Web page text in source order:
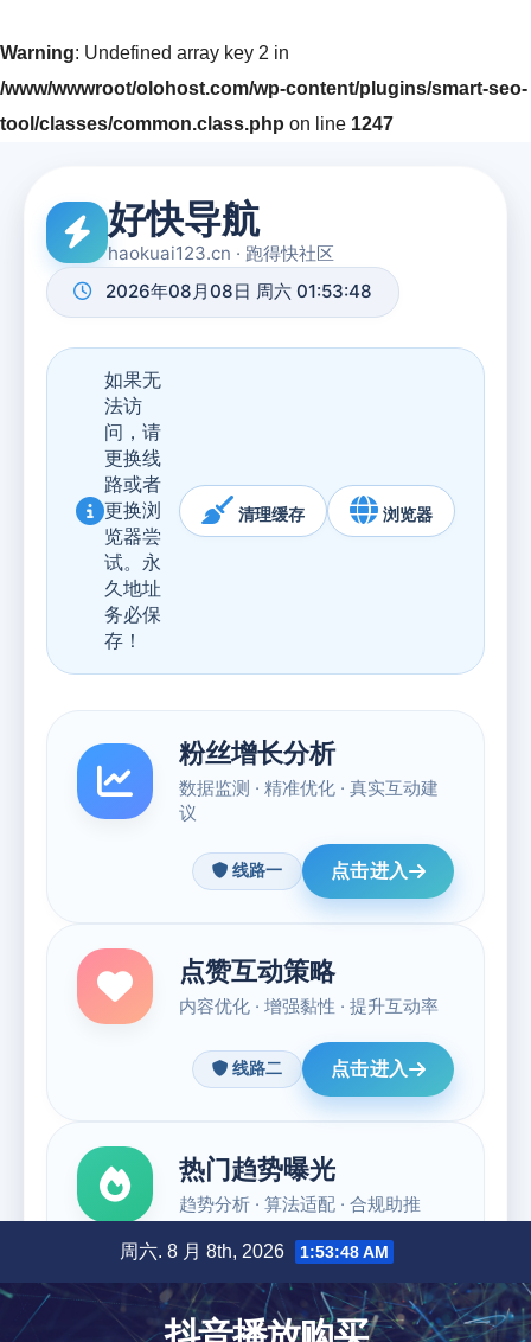
Warning: Undefined array key 2 in
/www/wwwroot/olohost.com/wp-content/plugins/smart-seo-
tool/classes/common.class.php on line 1247
周六. 8 月 8th, 2026 1:53:49 AM